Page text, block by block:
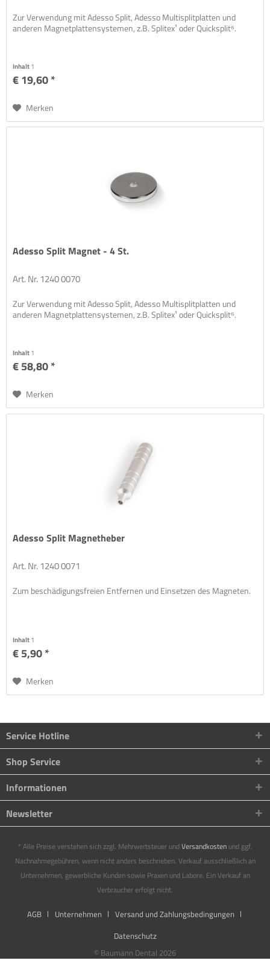
Zur Verwendung mit Adesso Split, Adesso Multisplitplatten und
anderen Magnetplattensystemen, z.B. Splitex¹ oder Quicksplit⁶.
Inhalt1
€ 19,60 *
Merken
Adesso Split Magnet - 4 St.
Art. Nr. 1240 0070
Zur Verwendung mit Adesso Split, Adesso Multisplitplatten und
anderen Magnetplattensystemen, z.B. Splitex¹ oder Quicksplit⁶.
Inhalt1
€ 58,80 *
Merken
Adesso Split Magnetheber
Art. Nr. 1240 0071
Zum beschädigungsfreien Entfernen und Einsetzen des Magneten.
Inhalt1
€ 5,90 *
Merken
Service Hotline
Shop Service
Informationen
Newsletter
* Alle Preise verstehen sich zzgl. Mehrwertsteuer undVersandkostenund ggf.
Nachnahmegebühren, wenn nicht anders beschrieben. Verkauf ausschließlich an
Unternehmen, gewerbliche Kunden sowie Praxen und Labore. Ein Verkauf an
Verbraucher erfolgt nicht.
AGB Unternehmen
Versand und Zahlungsbedingungen
Datenschutz
© Baumann Dental 2026